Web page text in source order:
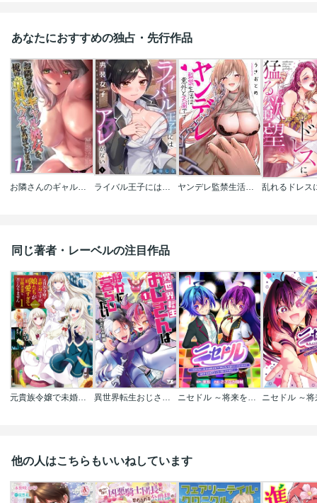
あなたにおすすめの独占・先行作品
同じ著者・レーベルの注目作品
他の人はこちらもいいねしています